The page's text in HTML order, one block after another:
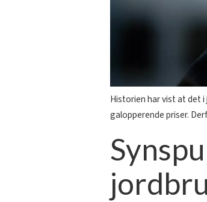
Historien har vist at det
galopperende priser.